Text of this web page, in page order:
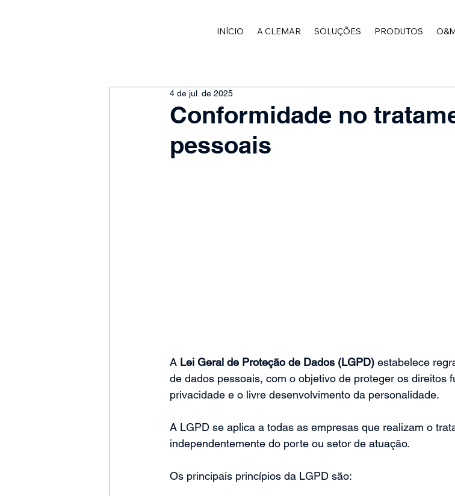
INÍCIO A CLEMAR SOLUÇÕES PRODUTOS
Conformidade no
pessoais
4 de jul. de 2025
A Lei Geral de Proteção de Dados (LGPD) estabelece
de dados pessoais, com o objetivo de proteger os direitos
privacidade e o livre desenvolvimento da personalidade.
A LGPD se aplica a todas as empresas que realizam o
independentemente do porte ou setor de atuação.
Os principais princípios da LGPD são: